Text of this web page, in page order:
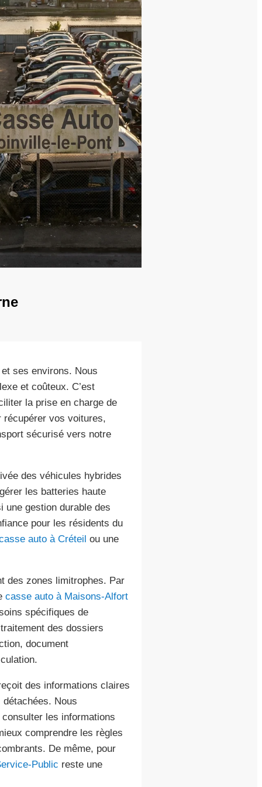
ses environs. Nous
et coûteux. C’est
la prise en charge de
récupérer vos voitures,
sécurisé vers notre
des véhicules hybrides
les batteries haute
une gestion durable des
pour les résidents du
auto à Créteil ou une
des zones limitrophes. Par
casse auto à Maisons-Alfort
spécifiques de
des dossiers
document
des informations claires
Nous
les informations
comprendre les règles
De même, pour
Public reste une